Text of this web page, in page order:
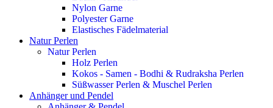
Nylon Garne
Polyester Garne
Elastisches Fädelmaterial
Natur Perlen
Natur Perlen
Holz Perlen
Kokos - Samen - Bodhi & Rudraksha Perlen
Süßwasser Perlen & Muschel Perlen
Anhänger und Pendel